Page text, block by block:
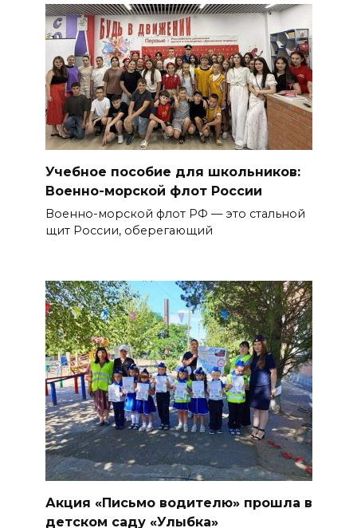
Учебное пособие для школьников:
Военно-морской флот России
Военно-морской флот РФ — это стальной
щит России, оберегающий
Акция «Письмо водителю» прошла в
детском саду «Улыбка»